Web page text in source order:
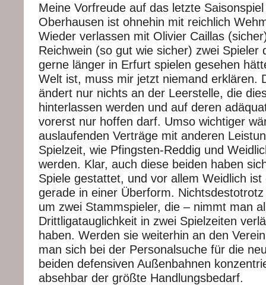
Meine Vorfreude auf das letzte
Oberhausen ist ohnehin mit reichlich
Wieder verlassen mit Olivier Caillas
Reichwein (so gut wie sicher) zwei Spieler
gerne länger in Erfurt spielen gesehen
Welt ist, muss mir jetzt niemand erklären.
ändert nur nichts an der Leerstelle, die
hinterlassen werden und auf deren
vorerst nur hoffen darf. Umso wichtiger
auslaufenden Verträge mit anderen
Spielzeit, wie Pfingsten-Reddig und
werden. Klar, auch diese beiden haben
Spiele gestattet, und vor allem Weidlich ist
gerade in einer Überform.
um zwei Stammspieler, die – nimmt man
Drittligatauglichkeit in zwei Spielzeiten
haben. Werden sie weiterhin an den
man sich bei der Personalsuche für die
beiden defensiven Außenbahnen
absehbar der größte Handlungsbedarf.